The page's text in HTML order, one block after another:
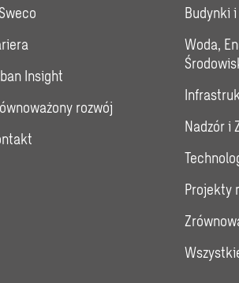
Insight
rozwój
Budynki
Woda,
Nadzór i
Projekty